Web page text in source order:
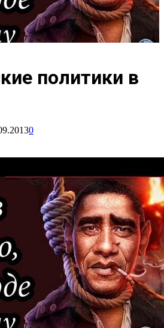
политики в
0